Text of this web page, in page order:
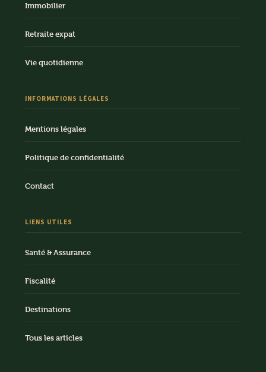
Immobilier
Retraite expat
Vie quotidienne
INFORMATIONS LÉGALES
Mentions légales
Politique de confidentialité
Contact
LIENS UTILES
Santé & Assurance
Fiscalité
Destinations
Tous les articles